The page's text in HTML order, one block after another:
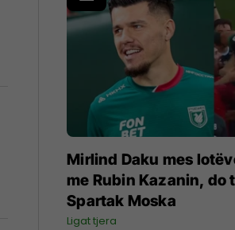
Mirlind Daku mes
me Rubin Kazanin, do
Spartak Moska
Ligat tjera